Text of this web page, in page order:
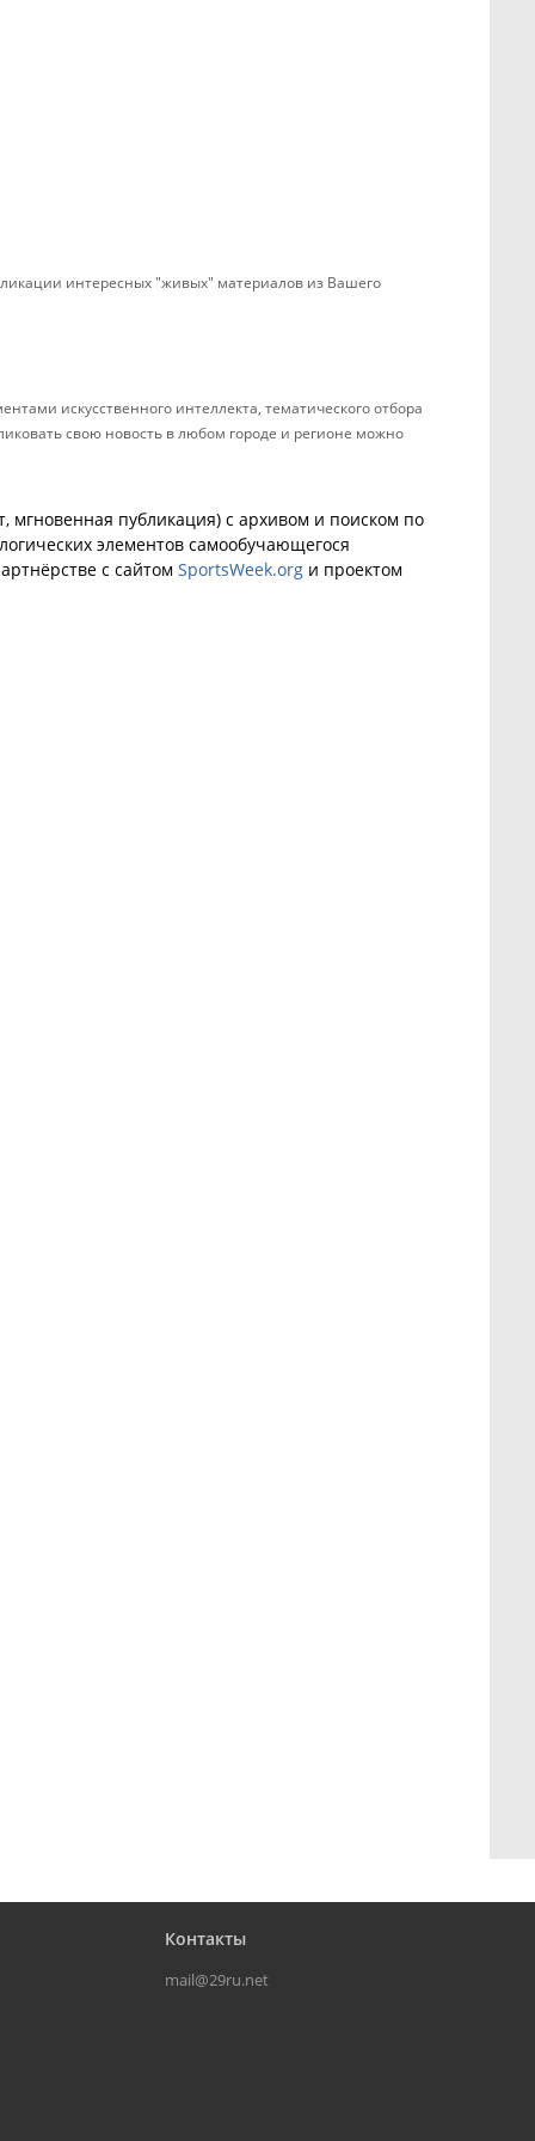
интересных "живых" материалов из Вашего
искусственного интеллекта, тематического отбора
свою новость в любом городе и регионе можно
публикация) с архивом и поиском по
элементов самообучающегося
с сайтом SportsWeek.org и проектом
Контакты
mail@29ru.net